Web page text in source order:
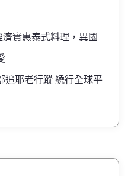
實惠泰式料理，異國
追耶老行蹤 繞行全球平